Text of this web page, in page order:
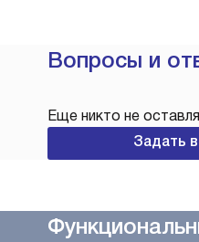
Вопросы и
Еще никто не
Задать